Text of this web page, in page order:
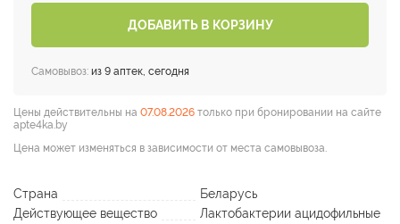
ДОБАВИТЬ В КОРЗИНУ
Самовывоз: из 9 аптек, сегодня
Цены действительны на 07.08.2026 только при бронировании на сайте
apte4ka.by
Цена может изменяться в зависимости от места самовывоза.
Страна
Беларусь
Действующее вещество
Лактобактерии ацидофильные